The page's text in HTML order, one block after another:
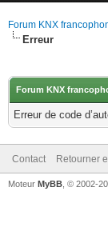
Forum KNX
Erreur
Forum KNX
Erreur de code
Contact Retourner
Moteur MyBB , © 2002-